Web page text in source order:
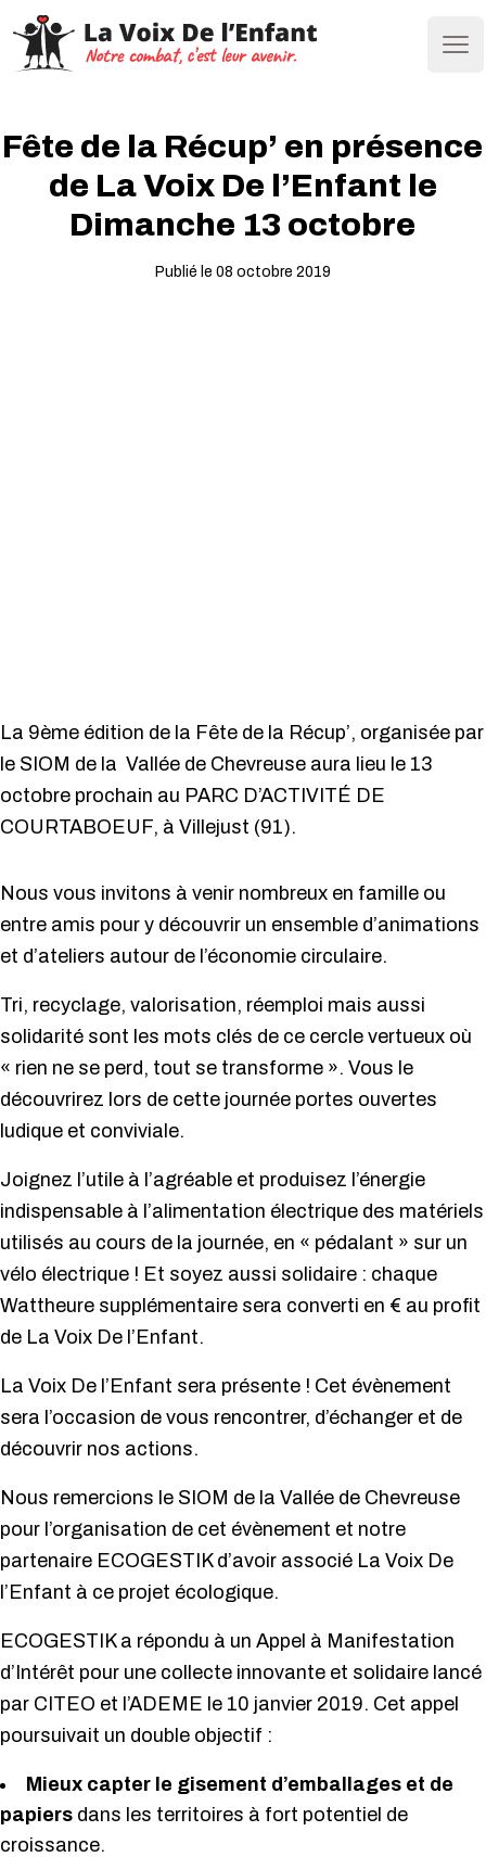
Fête de la Récup’ en présence
de La Voix De l’Enfant le
Dimanche 13 octobre
Publié le 08 octobre 2019
La 9ème édition de la Fête de la Récup’, organisée par
le SIOM de la Vallée de Chevreuse aura lieu le 13
octobre prochain au PARC D’ACTIVITÉ DE
COURTABOEUF, à Villejust (91).
Nous vous invitons à venir nombreux en famille ou
entre amis pour y découvrir un ensemble d’animations
et d’ateliers autour de l’économie circulaire.
Tri, recyclage, valorisation, réemploi mais aussi
solidarité sont les mots clés de ce cercle vertueux où
« rien ne se perd, tout se transforme ». Vous le
découvrirez lors de cette journée portes ouvertes
ludique et conviviale.
Joignez l’utile à l’agréable et produisez l’énergie
indispensable à l’alimentation électrique des matériels
utilisés au cours de la journée, en « pédalant » sur un
vélo électrique ! Et soyez aussi solidaire : chaque
Wattheure supplémentaire sera converti en € au profit
de La Voix De l’Enfant.
La Voix De l’Enfant sera présente ! Cet évènement
sera l’occasion de vous rencontrer, d’échanger et de
découvrir nos actions.
Nous remercions le SIOM de la Vallée de Chevreuse
pour l’organisation de cet évènement et notre
partenaire ECOGESTIK d’avoir associé La Voix De
l’Enfant à ce projet écologique.
ECOGESTIK a répondu à un Appel à Manifestation
d’Intérêt pour une collecte innovante et solidaire lancé
par CITEO et l’ADEME le 10 janvier 2019. Cet appel
poursuivait un double objectif :
Mieux capter le gisement d’emballages et de
papiers dans les territoires à fort potentiel de
croissance.